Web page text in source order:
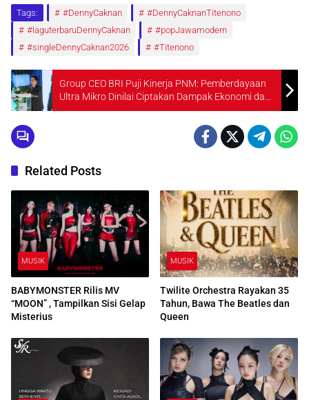
Tags: #DennyCaknan
#DennyCaknanTitenono
#laguterbaruDennyCaknan
#popJawamodern
#singleDennyCaknan2026
#Titenono
Group CEO BRI Puji Kinerja PNM: Pemberdayaan
Ultra Mikro Dinilai Ciptakan Dampak Ekonomi dan
Sosial Berkelanjutan
Related Posts
MUSIK
BABYMONSTER Rilis MV
“MOON” , Tampilkan Sisi Gelap
Misterius
MUSIK
Twilite Orchestra Rayakan 35
Tahun, Bawa The Beatles dan
Queen